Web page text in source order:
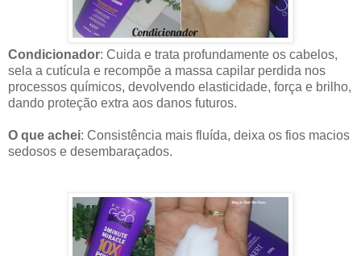
Condicionador: Cuida e trata profundamente os cabelos,
sela a cutícula e recompõe a massa capilar perdida nos
processos químicos, devolvendo elasticidade, força e brilho,
dando proteção extra aos danos futuros.
O que achei: Consistência mais fluída, deixa os fios macios
sedosos e desembaraçados.